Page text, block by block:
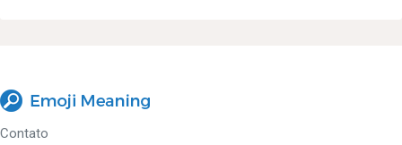
Contato